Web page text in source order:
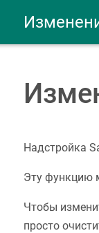
Надстройка
Эту функцию
Чтобы
просто